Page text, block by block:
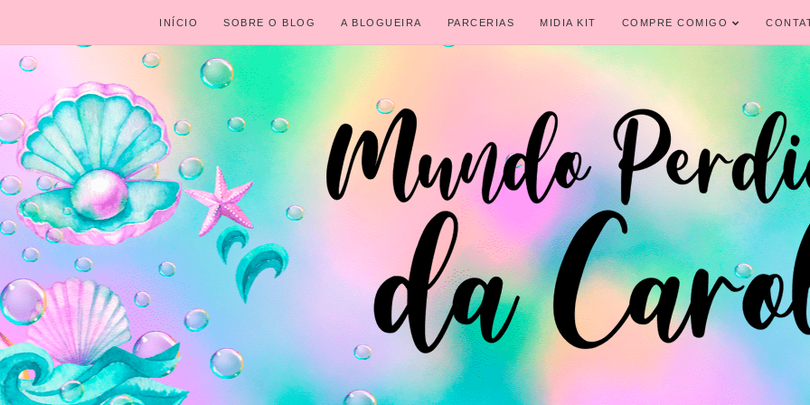
INÍCIO SOBRE O BLOG A BLOGUEIRA PARCERIAS MIDIA KIT COMPRE COMIGO